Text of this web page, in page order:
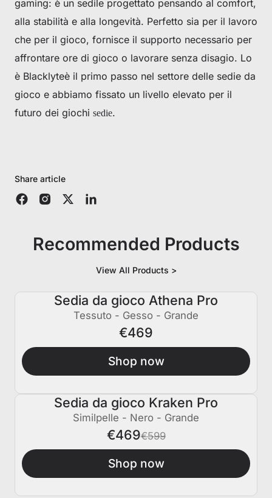
gaming: è un sedile progettato pensando al comfort,
alla stabilità e alla longevità. Perfetto sia per il lavoro
che per il gioco, fornisce il supporto necessario per
affrontare ore di gioco o lavorare senza disagio. Lo
è Blacklyteè il primo passo nel settore delle sedie da
gioco e abbiamo fissato un livello elevato per il
futuro dei giochi sedie.
Share article
Recommended Products
View All Products >
Sedia da gioco Athena Pro
Tessuto - Gesso - Grande
€469
Shop now
€130 SPENTO
Sedia da gioco Kraken Pro
Similpelle - Nero - Grande
€469€599
Shop now